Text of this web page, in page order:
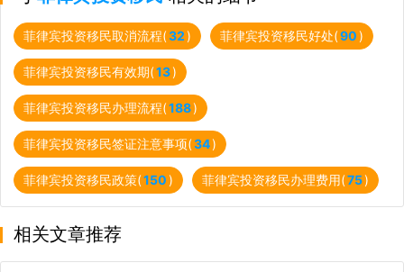
菲律宾投资移民取消流程(32) 菲律宾投资移民好处(90)
菲律宾投资移民有效期(13)
菲律宾投资移民办理流程(188)
菲律宾投资移民签证注意事项(34)
菲律宾投资移民政策(150) 菲律宾投资移民办理费用(75)
相关文章推荐